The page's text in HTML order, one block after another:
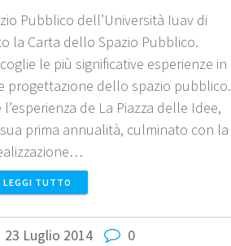
Pubblico dell’Università Iuav di
la Carta dello Spazio Pubblico.
le più significative esperienze in
progettazione dello spazio pubblico.
de La Piazza delle Idee,
prima annualità, culminato con la
LEGGI TUTTO
23 Luglio 2014 0